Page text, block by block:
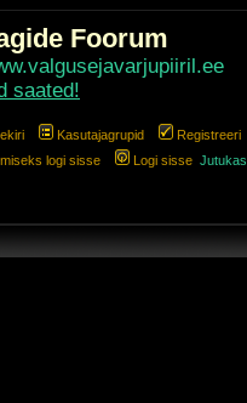
Foorum
saated!
Kasutajagrupid
Registreeri
logi sisse Logi sisse Jutukas